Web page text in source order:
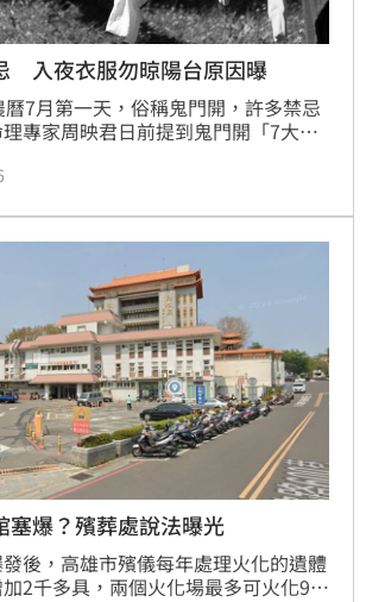
入夜衣服勿晾陽台原因曝
7月第一天，俗稱鬼門開，許多禁忌
專家周映君日前提到鬼門開「7大禁
塞爆？殯葬處說法曝光
後，高雄市殯儀每年處理火化的遺體
2千多具，兩個火化場最多可火化96